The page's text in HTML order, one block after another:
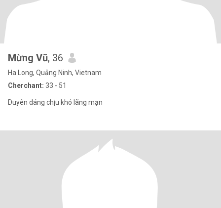
Mừng Vũ, 36
Ha Long, Quảng Ninh, Vietnam
Cherchant: 33 - 51
Duyên dáng chịu khó lãng mạn